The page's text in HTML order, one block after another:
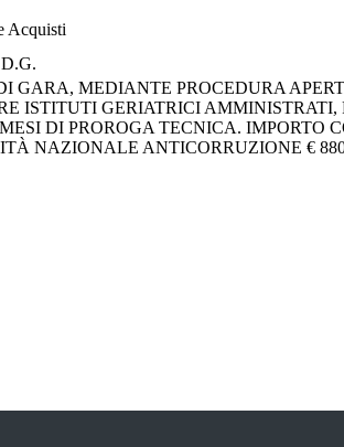
Acquisti
GARA, MEDIANTE PROCEDURA
ISTITUTI GERIATRICI
DI PROROGA TECNICA. IMPORTO
NAZIONALE ANTICORRUZIONE €